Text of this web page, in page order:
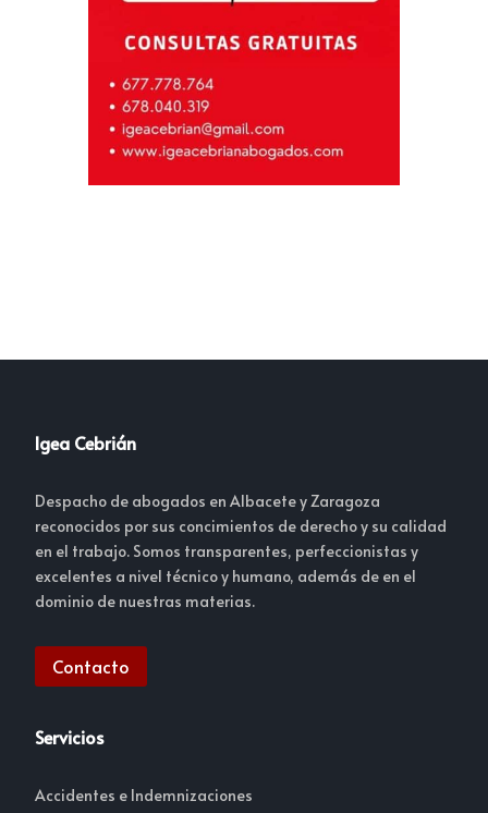
Igea Cebrián
Despacho de abogados en Albacete y Zaragoza
reconocidos por sus concimientos de derecho y su calidad
en el trabajo. Somos transparentes, perfeccionistas y
excelentes a nivel técnico y humano, además de en el
dominio de nuestras materias.
Contacto
Servicios
Accidentes e Indemnizaciones